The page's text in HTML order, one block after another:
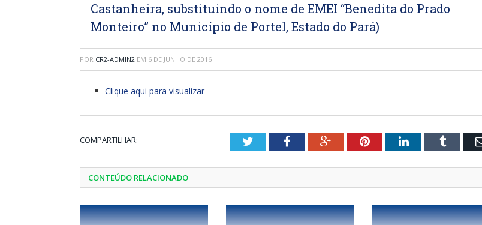
Castanheira, substituindo o nome de EMEI “Benedita do Prado
Monteiro” no Município de Portel, Estado do Pará)
POR CR2-ADMIN2 EM 6 DE JUNHO DE 2016
Clique aqui para visualizar
COMPARTILHAR: TwitterFacebookGoogle+PinterestLinkedInTumblr
CONTEÚDO RELACIONADO